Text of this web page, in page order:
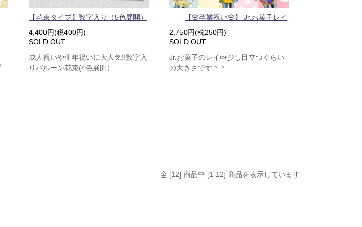
【花束タイプ】数字入り（5色展開）
4,400円(税400円)
SOLD OUT
成人祝いや生年祝いに大人気!!数字入
りバルーン花束(4色展開）
【🌸卒業祝い🌸】 Jr.お菓子レイ
2,750円(税250円)
SOLD OUT
Jr.お菓子のレイ🍬少し目立つぐらい
の大きさです＾＾
全 [12] 商品中 [1-12] 商品を表示しています